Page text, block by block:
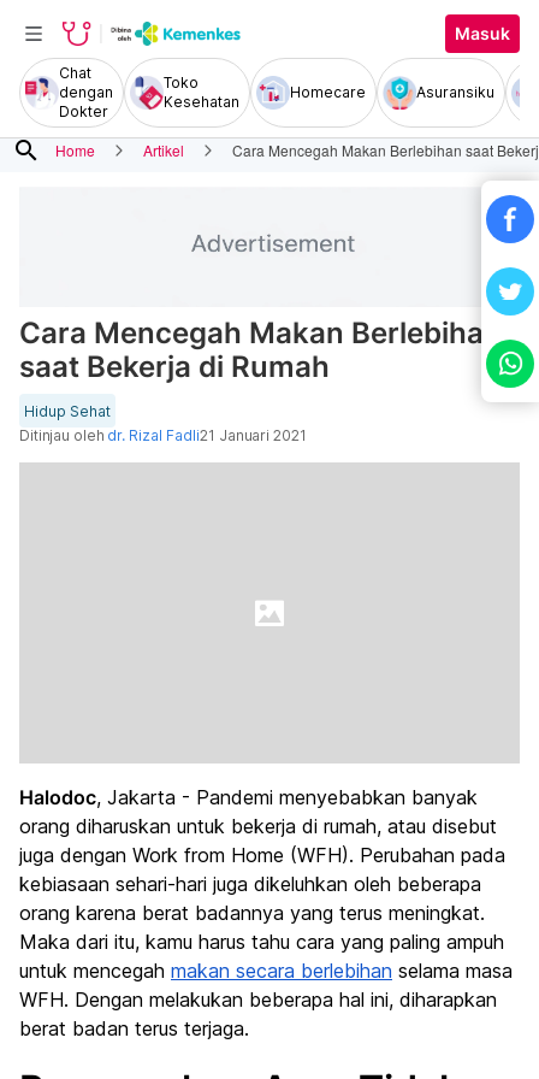
Masuk
Chat
dengan
Dokter
Toko
Kesehatan
Homecare Asuransiku
search Home Artikel Cara Mencegah Makan Berlebihan saat
Cara Mencegah Makan Berlebihan
saat Bekerja di Rumah
Hidup Sehat
Ditinjau oleh dr. Rizal Fadli21 Januari 2021
Halodoc, Jakarta - Pandemi menyebabkan banyak
orang diharuskan untuk bekerja di rumah, atau disebut
juga dengan Work from Home (WFH). Perubahan pada
kebiasaan sehari-hari juga dikeluhkan oleh beberapa
orang karena berat badannya yang terus meningkat.
Maka dari itu, kamu harus tahu cara yang paling ampuh
untuk mencegah makan secara berlebihan selama masa
WFH. Dengan melakukan beberapa hal ini, diharapkan
berat badan terus terjaga.